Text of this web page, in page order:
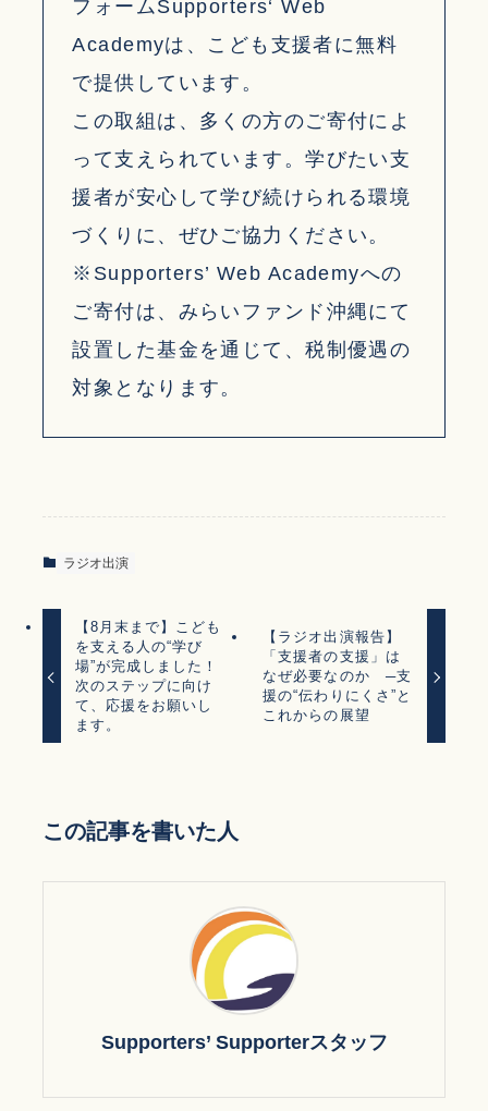
フォームSupporters‘ Web
Academyは、こども支援者に無料
で提供しています。
この取組は、多くの方のご寄付によ
って支えられています。学びたい支
援者が安心して学び続けられる環境
づくりに、ぜひご協力ください。
※Supporters’ Web Academyへの
ご寄付は、みらいファンド沖縄にて
設置した基金を通じて、税制優遇の
対象となります。
ラジオ出演
【8月末まで】こども
を支える人の“学び
場”が完成しました！
次のステップに向け
て、応援をお願いし
ます。
【ラジオ出演報告】
「支援者の支援」は
なぜ必要なのか ─支
援の“伝わりにくさ”と
これからの展望
この記事を書いた人
Supporters’ Supporterスタッフ